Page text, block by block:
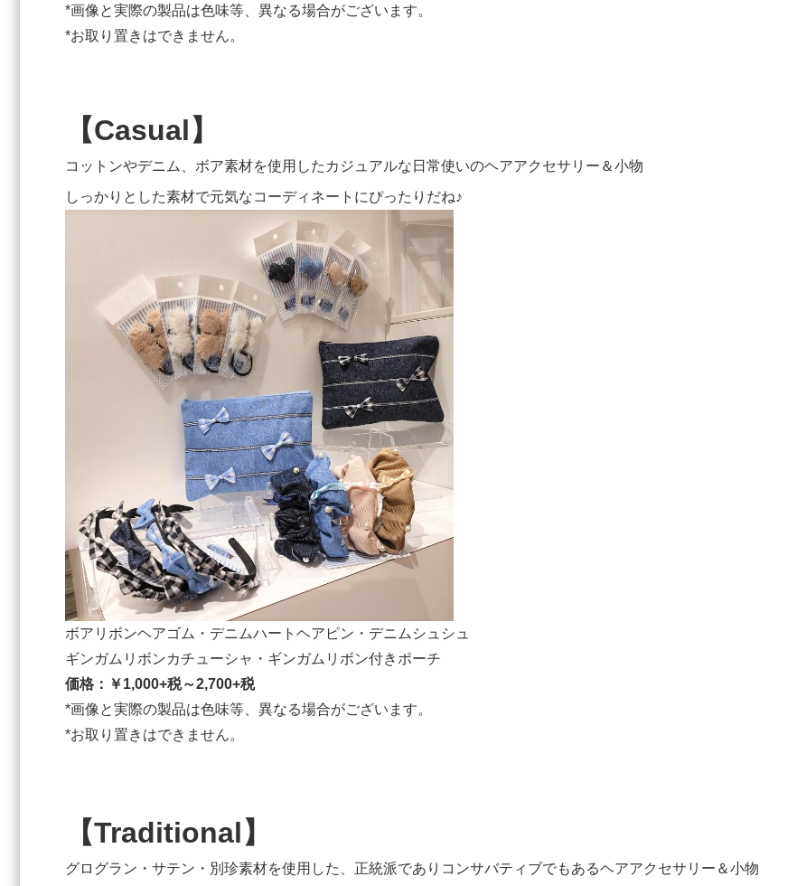
*画像と実際の製品は色味等、異なる場合がございます。
*お取り置きはできません。
【Casual】
コットンやデニム、ボア素材を使用したカジュアルな日常使いのヘアアクセサリー＆小物
しっかりとした素材で元気なコーディネートにぴったりだね♪
ボアリボンヘアゴム・デニムハートヘアピン・デニムシュシュ
ギンガムリボンカチューシャ・ギンガムリボン付きポーチ
価格：￥1,000+税～2,700+税
*画像と実際の製品は色味等、異なる場合がございます。
*お取り置きはできません。
【Traditional】
グログラン・サテン・別珍素材を使用した、正統派でありコンサバティブでもあるヘアアクセサリー＆小物